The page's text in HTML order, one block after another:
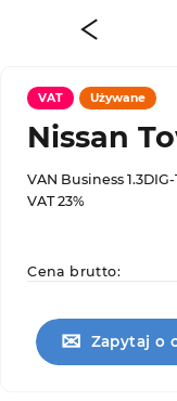
VAT Używane
Nissan
VAN Business
VAT 23%
Cena brutto:
✉ Zapytaj o